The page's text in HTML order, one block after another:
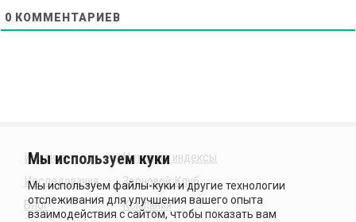
0 КОММЕНТАРИЕВ
Издания
Исследования
Блог
Ценовые индексы
Зерновой Клуб
Компания